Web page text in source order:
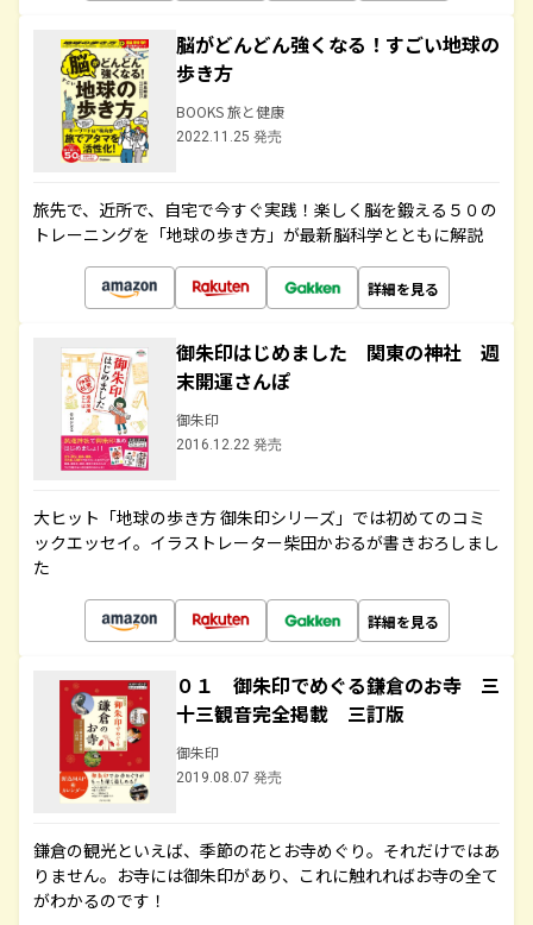
脳がどんどん強くなる！すごい地球の
歩き方
BOOKS 旅と健康
2022.11.25 発売
旅先で、近所で、自宅で今すぐ実践！楽しく脳を鍛える５０の
トレーニングを「地球の歩き方」が最新脳科学とともに解説
詳細を見る
御朱印はじめました 関東の神社 週
末開運さんぽ
御朱印
2016.12.22 発売
大ヒット「地球の歩き方 御朱印シリーズ」では初めてのコミ
ックエッセイ。イラストレーター柴田かおるが書きおろしまし
た
詳細を見る
０１ 御朱印でめぐる鎌倉のお寺 三
十三観音完全掲載 三訂版
御朱印
2019.08.07 発売
鎌倉の観光といえば、季節の花とお寺めぐり。それだけではあ
りません。お寺には御朱印があり、これに触れればお寺の全て
がわかるのです！